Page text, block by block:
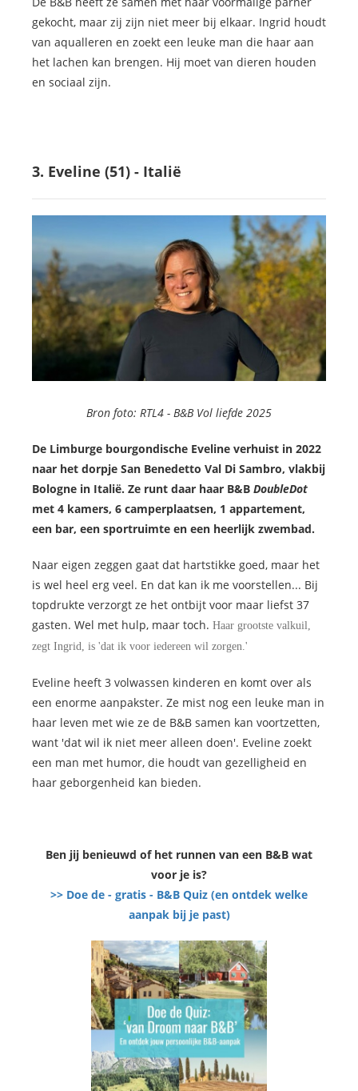
gekocht, maar zij zijn niet meer bij elkaar. Ingrid houdt
van aqualleren en zoekt een leuke man die haar aan
het lachen kan brengen. Hij moet van dieren houden
en sociaal zijn.
3. Eveline (51) - Italië
Bron foto: RTL4 - B&B Vol liefde 2025
De Limburge bourgondische Eveline verhuist in 2022
naar het dorpje San Benedetto Val Di Sambro, vlakbij
Bologne in Italië. Ze runt daar haar B&B DoubleDot
met 4 kamers, 6 camperplaatsen, 1 appartement,
een bar, een sportruimte en een heerlijk zwembad.
Naar eigen zeggen gaat dat hartstikke goed, maar het
is wel heel erg veel. En dat kan ik me voorstellen... Bij
topdrukte verzorgt ze het ontbijt voor maar liefst 37
gasten. Wel met hulp, maar toch. Haar grootste valkuil,
zegt Ingrid, is 'dat ik voor iedereen wil zorgen.'
Eveline heeft 3 volwassen kinderen en komt over als
een enorme aanpakster. Ze mist nog een leuke man in
haar leven met wie ze de B&B samen kan voortzetten,
want 'dat wil ik niet meer alleen doen'. Eveline zoekt
een man met humor, die houdt van gezelligheid en
haar geborgenheid kan bieden.
Ben jij benieuwd of het runnen van een B&B wat
voor je is?
>> Doe de - gratis - B&B Quiz (en ontdek welke
aanpak bij je past)